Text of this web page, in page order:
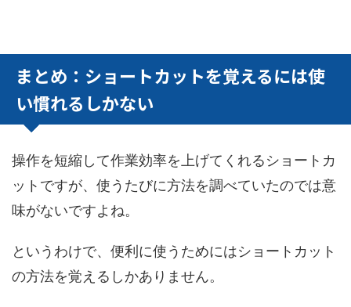
まとめ：ショートカットを覚えるには使
い慣れるしかない
操作を短縮して作業効率を上げてくれるショートカ
ットですが、使うたびに方法を調べていたのでは意
味がないですよね。
というわけで、便利に使うためにはショートカット
の方法を覚えるしかありません。